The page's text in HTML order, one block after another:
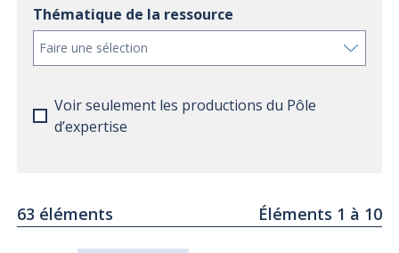
Thématique de la ressource
Faire une sélection
Voir seulement les productions du Pôle
d’expertise
63 éléments Éléments 1 à 10